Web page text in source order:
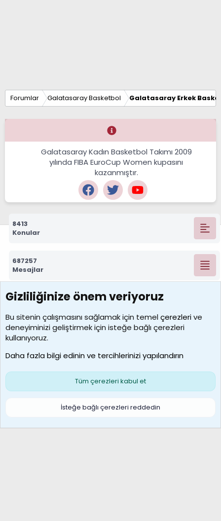
Forumlar Galatasaray Basketbol Galatasaray Erkek
Galatasaray Kadın Basketbol Takımı 2009
yılında FIBA EuroCup Women kupasını
kazanmıştır.
8413
Konular
687257
Mesajlar
7388
Kullanıcılar
borabekirogluu
Son üye
Çerezler
S
Gizliliğinize önem veriyoruz
Bu sitenin çalışmasını sağlamak için temelçerezlerive
deneyiminizi geliştirmek için isteğe bağlı çerezleri
kullanıyoruz.
Daha fazla bilgi edinin ve tercihlerinizi yapılandırın
Tüm çerezleri kabul et
İsteğe bağlı çerezleri reddedin